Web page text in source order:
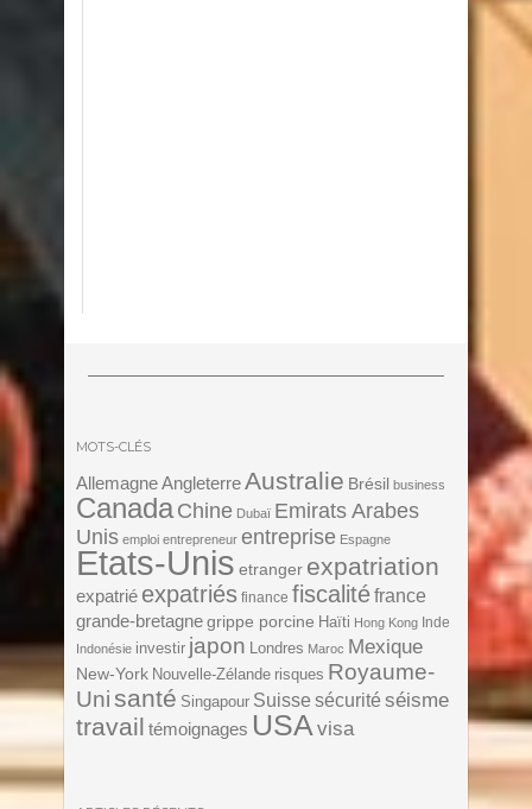
MOTS-CLÉS
Allemagne AngleterreAustralie Brésil business
Canada Chine Dubaï Emirats Arabes
Unis emploi entrepreneur entreprise Espagne
Etats-Unis etranger expatriation
expatrié expatriés finance fiscalitéfrance
grande-bretagne grippe porcine Haïti Hong Kong Inde
Indonésie investir japon Londres Maroc Mexique
New-York Nouvelle-Zélande risques Royaume-
Unisanté Singapour Suisse sécurité séisme
travail témoignages USA visa